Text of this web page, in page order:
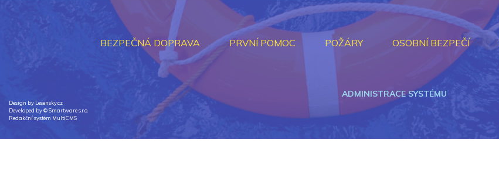
BEZPEČNÁ DOPRAVA PRVNÍ POMOC POŽÁRY OSOBNÍ BEZPEČÍ
ADMINISTRACE SYSTÉMU
Design by Lesensky.cz
Developed by ©Smartware s.r.o.
Redakční systém MultiCMS